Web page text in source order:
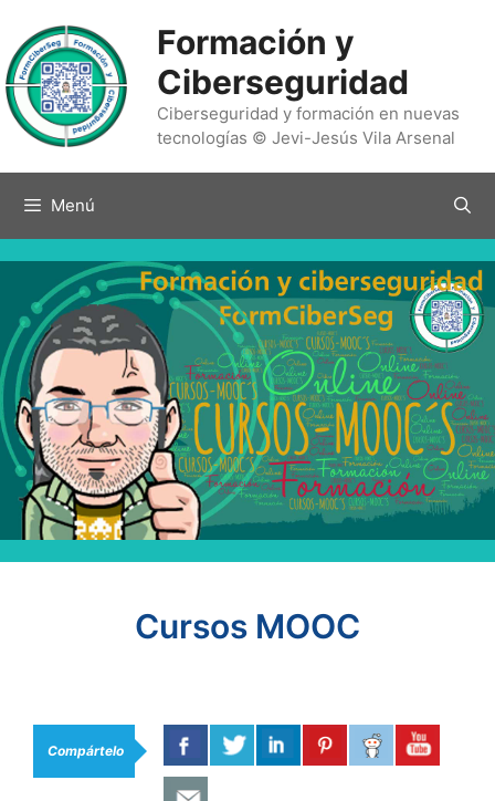
contenido
Formación y
Ciberseguridad
Ciberseguridad y formación en nuevas
tecnologías © Jevi-Jesús Vila Arsenal
Menú
Cursos MOOC
Compártelo